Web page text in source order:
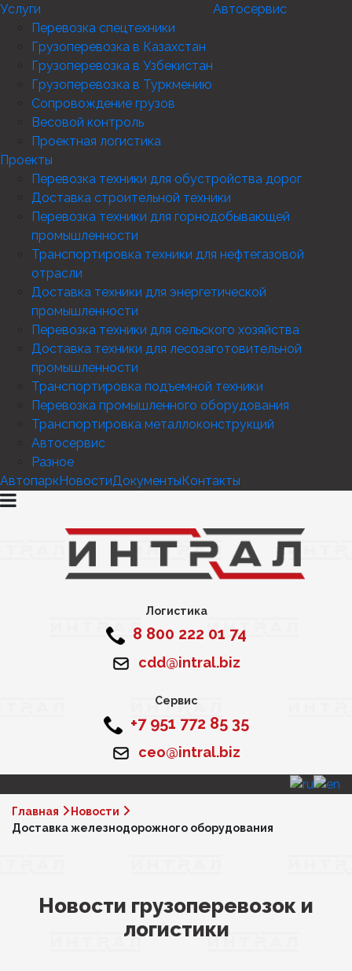
Услуги
Перевозка спецтехники
Грузоперевозка в Казахстан
Грузоперевозка в Узбекистан
Грузоперевозка в Туркмению
Сопровождение грузов
Весовой контроль
Проектная логистика
Автосервис
Проекты
Перевозка техники для обустройства дорог
Доставка строительной техники
Перевозка техники для горнодобывающей
промышленности
Транспортировка техники для нефтегазовой
отрасли
Доставка техники для энергетической
промышленности
Перевозка техники для сельского хозяйства
Доставка техники для лесозаготовительной
промышленности
Транспортировка подъемной техники
Перевозка промышленного оборудования
Транспортировка металлоконструкций
Автосервис
Разное
АвтопаркНовостиДокументыКонтакты
Логистика
8 800 222 01 74
cdd@intral.biz
Сервис
+7 951 772 85 35
ceo@intral.biz
Главная
Новости
Доставка железнодорожного оборудования
Новости грузоперевозок и
логистики